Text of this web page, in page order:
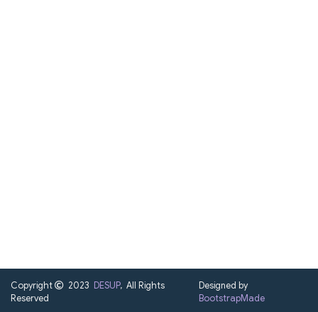
Copyright 2023 DESUP, All Rights
Reserved
Designed by
BootstrapMade